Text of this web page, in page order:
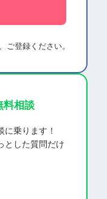
ご登録ください。
料相談
乗ります！
とした質問だけ